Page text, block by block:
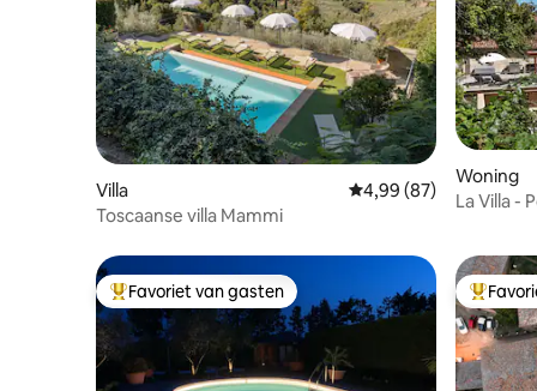
Villa Gemiddelde
4,99 (87)
Toscaanse villa Mammi
Woning
La Villa -
Topfavoriet van gasten
Favoriet van gasten